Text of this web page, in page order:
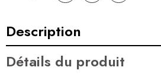
Description
Détails du produit